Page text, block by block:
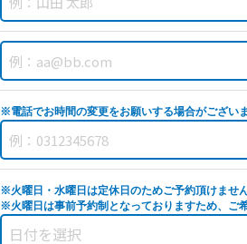
※電話でお時間の変更をお願いする場合がござい
※火曜日・水曜日は定休日のためご予約頂けませ
※火曜日は事前予約制となっておりますため、ご